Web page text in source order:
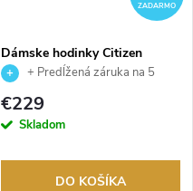
ZADARMO
Dámske hodinky Citizen
EO2028-06L
+ Predĺžená záruka na 5
rokov. Až 100 dní na vrátenie
tovaru. Autorizovaný predajca.
€229
Skladom
DO KOŠÍKA